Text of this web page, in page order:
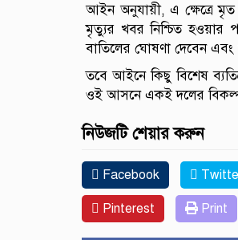
আইন অনুযায়ী, এ ক্ষেত্রে মৃত
মৃত্যুর খবর নিশ্চিত হওয়ার পর
বাতিলের ঘোষণা দেবেন
তবে আইনে কিছু বিশেষ
ওই আসনে একই দলের বিকল্প
নিউজটি শেয়ার করুন
Facebook
Pinterest Print